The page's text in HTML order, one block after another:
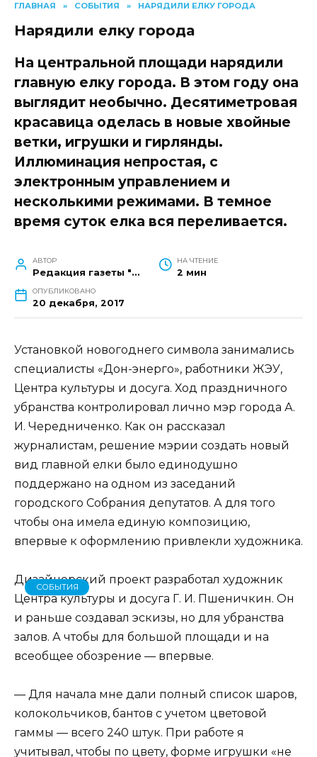
ГЛАВНАЯ » СОБЫТИЯ » НАРЯДИЛИ ЕЛКУ ГОРОДА
Нарядили елку города
На центральной площади нарядили
главную елку города. В этом году она
выглядит необычно. Десятиметровая
красавица оделась в новые хвойные
ветки, игрушки и гирлянды.
Иллюминация непростая, с
электронным управлением и
несколькими режимами. В темное
время суток елка вся переливается.
АВТОР
Редакция газеты "Наш край"
НА ЧТЕНИЕ
2 мин
ОПУБЛИКОВАНО
20 декабря, 2017
Установкой новогоднего символа занимались
специалисты «Дон-энерго», работники ЖЭУ,
Центра культуры и досуга. Ход праздничного
убранства контролировал лично мэр города А.
И. Чередниченко. Как он рассказал
журналистам, решение мэрии создать новый
вид главной елки было единодушно
поддержано на одном из заседаний
городского Собрания депутатов. А для того
чтобы она имела единую композицию,
впервые к оформлению привлекли художника.
СОБЫТИЯ
Дизайнерский проект разработал художник
Центра культуры и досуга Г. И. Пшеничкин. Он
и раньше создавал эскизы, но для убранства
залов. А чтобы для большой площади и на
всеобщее обозрение — впервые.
— Для начала мне дали полный список шаров,
колокольчиков, бантов с учетом цветовой
гаммы — всего 240 штук. При работе я
учитывал, чтобы по цвету, форме игрушки «не